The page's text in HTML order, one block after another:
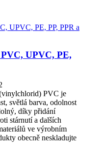
UPVC, PE,
PVC je
světlá barva, odolnost
díky přidání
stárnutí a dalších
ve výrobním
obecně neskladujte